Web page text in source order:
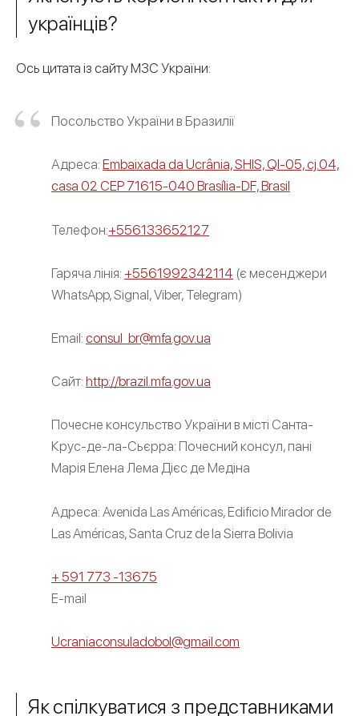
українців?
Ось цитата із сайту МЗС України:
Посольство України в Бразилії
Адреса: Embaixada da Ucrânia, SHIS, QI-05, cj.04,
casa 02 CEP 71615-040 Brasília-DF, Brasil
Телефон:+556133652127
Гаряча лінія: +5561992342114 (є месенджери
WhatsApp, Signal, Viber, Telegram)
Email: consul_br@mfa.gov.ua
Сайт: http://brazil.mfa.gov.ua
Почесне консульство України в місті Санта-
Крус-де-ла-Сьєрра: Почесний консул, пані
Марія Елена Лема Дієc де Медіна
Адреса: Avenida Las Américas, Edificio Mirador de
Las Américas, Santa Cruz de la Sierra Bolivia
+ 591 773 -13675
E-mail
Ucraniaconsuladobol@gmail.com
Як спілкуватися з представниками